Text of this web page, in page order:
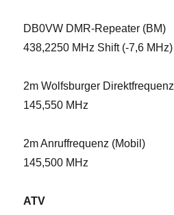
DB0VW DMR-Repeater (BM)
438,2250 MHz Shift (-7,6 MHz)
2m Wolfsburger Direktfrequenz
145,550 MHz
2m Anruffrequenz (Mobil)
145,500 MHz
ATV